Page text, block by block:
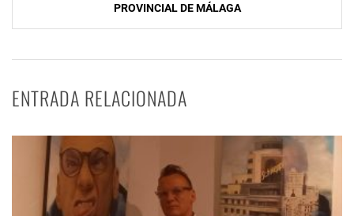
PROVINCIAL DE MÁLAGA
ENTRADA RELACIONADA